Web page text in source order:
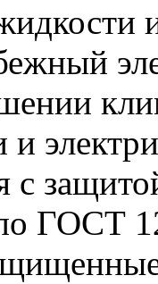
и
с
ГОСТ